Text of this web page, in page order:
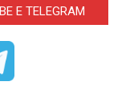
E TELEGRAM